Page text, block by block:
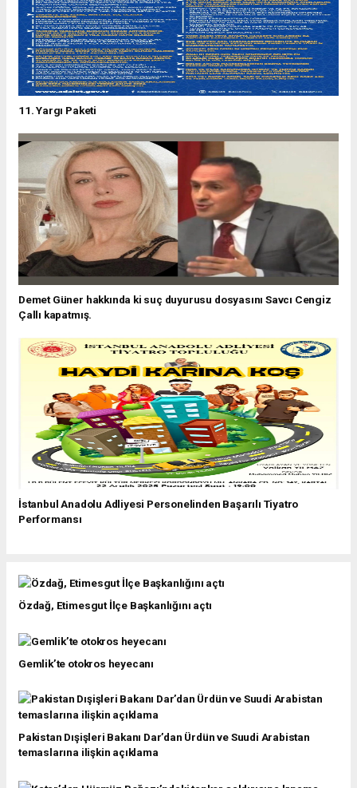
11. Yargı Paketi
Demet Güner hakkında ki suç duyurusu dosyasını Savcı Cengiz
Çallı kapatmış.
İstanbul Anadolu Adliyesi Personelinden Başarılı Tiyatro
Performansı
Özdağ, Etimesgut İlçe Başkanlığını açtı
Gemlik’te otokros heyecanı
Pakistan Dışişleri Bakanı Dar’dan Ürdün ve Suudi Arabistan
temaslarına ilişkin açıklama